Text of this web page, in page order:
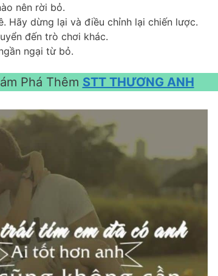
nên rời bỏ.
Hãy dừng lại và điều chỉnh lại chiến lược.
đến trò chơi khác.
ngại từ bỏ.
Phá Thêm STT THƯƠNG ANH